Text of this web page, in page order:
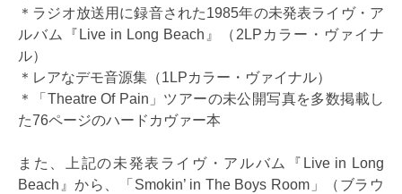
＊ラジオ放送用に録音された1985年の未発表ライヴ・ア
ルバム『Live in Long Beach』（2LPカラー・ヴァイナ
ル）
＊レアなデモ音源集（1LPカラー・ヴァイナル）
＊「Theatre Of Pain」ツアーの未公開写真を多数掲載し
た76ページのハードカヴァー本
また、上記の未発表ライヴ・アルバム『Live in Long
Beach』から、「Smokin’ in The Boys Room」（ブラウ